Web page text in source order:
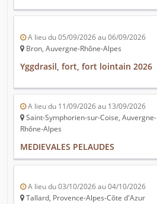
A lieu du 05/09/2026 au 06/09/2026
Bron, Auvergne-Rhône-Alpes
Yggdrasil, fort, fort lointain 2026
A lieu du 11/09/2026 au 13/09/2026
Saint-Symphorien-sur-Coise, Auvergne-
Rhône-Alpes
MEDIEVALES PELAUDES
A lieu du 03/10/2026 au 04/10/2026
Tallard, Provence-Alpes-Côte d'Azur